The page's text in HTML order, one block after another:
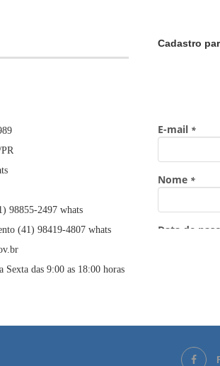
98855-2497 whats
(41) 98419-4807 whats
das 9:00 as 18:00 horas
Cadastro